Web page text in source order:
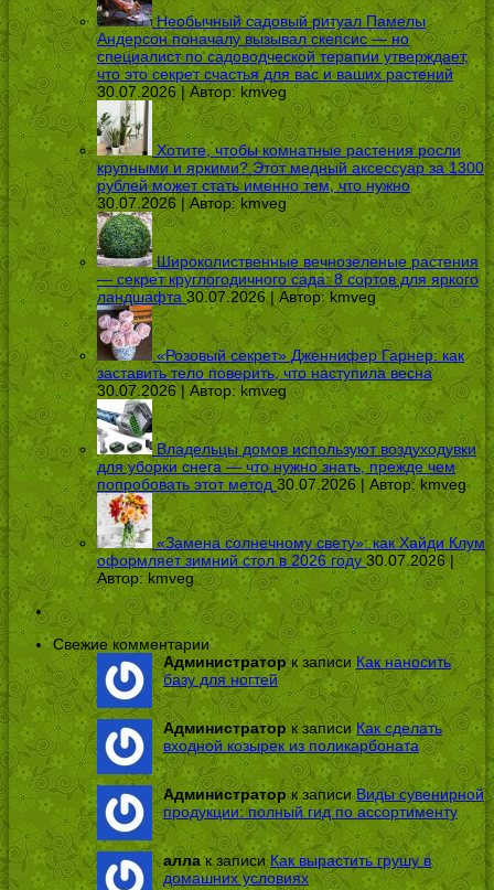
Необычный садовый ритуал Памелы
Андерсон поначалу вызывал скепсис — но
специалист по садоводческой терапии утверждает,
что это секрет счастья для вас и ваших растений
30.07.2026 | Автор: kmveg
Хотите, чтобы комнатные растения росли
крупными и яркими? Этот медный аксессуар за 1300
рублей может стать именно тем, что нужно
30.07.2026 | Автор:kmveg
Широколиственные вечнозеленые растения
— секрет круглогодичного сада: 8 сортов для яркого
ландшафта 30.07.2026 | Автор:kmveg
«Розовый секрет» Дженнифер Гарнер: как
заставить тело поверить, что наступила весна
30.07.2026 | Автор: kmveg
Владельцы домов используют воздуходувки
для уборки снега — что нужно знать, прежде чем
попробовать этот метод 30.07.2026 | Автор:kmveg
«Замена солнечному свету»: как Хайди Клум
оформляет зимний стол в 2026 году 30.07.2026 |
Автор: kmveg
Свежие комментарии
Администраторк записи Как наносить
базу для ногтей
Администратор к записиКак сделать
входной козырек из поликарбоната
Администраторк записиВиды сувенирной
продукции: полный гид по ассортименту
аллак записиКак вырастить грушу в
домашних условиях